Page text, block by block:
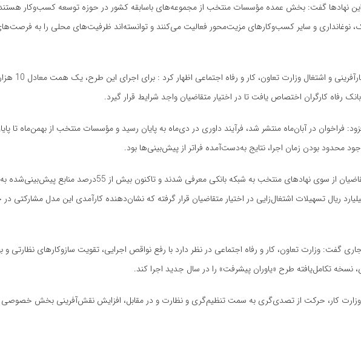
نهادها گفت: بخش عمده مؤسسات منتخب از مجموعه‌های باسابقه کشور در حوزه توسعه کسب‌وکار
و سایر کسب‌وکارهای مزیت‌محور فعالیت می‌کنند و توانسته‌اند ظرفیت‌های محلی را به فرصت‌های
مدیرکل نظارت و
رفاه کارگران اختصاص یافت تا در اختیار متقاضیان واجد شرایط قرار گیرد.
فراخوان در آبان‌ماه منتشر شد، فرآیند داوری در دی‌ماه به پایان رسید و مؤسسات منتخب از بهمن‌ماه تا
محدود بودن زمان اجرا، نتایج به‌دست‌آمده فراتر از پیش‌بینی‌ها بود.
بیگی تصریح کرد: بیش از 90درصد متقاضیان از سوی نهادهای منتخب به شبکه بانکی
در نتیجه، بیش از 5هزار و 500میلیارد ریال تسهیلات اشتغال‌زایی در اختیار متقاضیان قرار گرفته که نشان‌دهنده کارآمدی این مدل
گفت: وزارت تعاون، کار و رفاه اجتماعی در نظر دارد با رفع نواقص اجرایی، تقویت سازوکارهای نظارتی و
نسخه تکامل‌یافته طرح «یاوران پیشرفت» را در سال جدید اجرا کند.
کار، حرکت از تصدی‌گری به سمت تنظیم‌گری و نظارت و در مقابل، افزایش نقش‌آفرینی بخش خصوصی